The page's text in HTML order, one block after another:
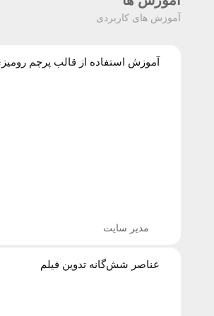
آموزش های کاربردی
آموزش استفاده از قالب پرچم
مدیر سایت
عناصر شش‌گانه تدوین فیلم